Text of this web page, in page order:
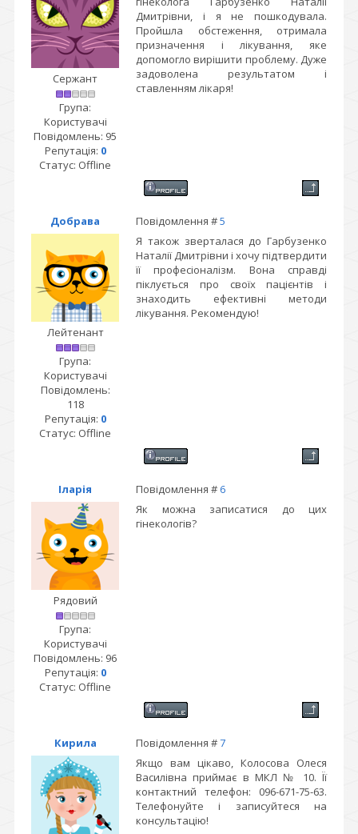
Сержант
Група:
Користувачі
Повідомлень: 95
Репутація: 0
Статус: Offline
Дмитрівни, і я не пошкодувала.
Пройшла обстеження, отримала
призначення і лікування, яке
допомогло вирішити проблему. Дуже
задоволена результатом і
ставленням лікаря!
Добрава Повідомлення #5
Лейтенант
Група:
Користувачі
Повідомлень:
118
Репутація: 0
Статус: Offline
Я також зверталася до Гарбузенко
Наталії Дмитрівни і хочу підтвердити
її професіоналізм. Вона справді
піклується про своїх пацієнтів і
знаходить ефективні методи
лікування. Рекомендую!
Іларія Повідомлення # 6
Рядовий
Група:
Користувачі
Повідомлень: 96
Репутація: 0
Статус: Offline
Як можна записатися до цих
гінекологів?
Кирила Повідомлення #7
Якщо вам цікаво, Колосова Олеся
Василівна приймає в МКЛ № 10. Її
контактний телефон: 096-671-75-63.
Телефонуйте і записуйтеся на
консультацію!